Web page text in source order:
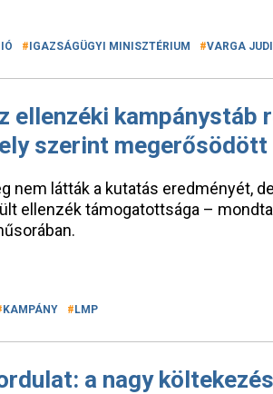
IGAZSÁGÜGYI MINISZTÉRIUM VARGA
ellenzéki kampánystáb
szerint megerősödött
nem látták a kutatás eredményét,
ellenzék támogatottsága –
KAMPÁNY LMP
a nagy